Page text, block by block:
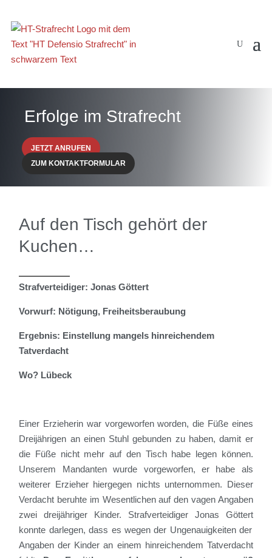
Erfolge im Strafrecht
JETZT ANRUFEN
ZUM KONTAKTFORMULAR
Auf den Tisch gehört der
Kuchen…
Strafverteidiger: Jonas Göttert
Vorwurf: Nötigung, Freiheitsberaubung
Ergebnis: Einstellung mangels hinreichendem
Tatverdacht
Wo? Lübeck
Einer Erzieherin war vorgeworfen worden, die Füße eines
Dreijährigen an einen Stuhl gebunden zu haben, damit er
die Füße nicht mehr auf den Tisch habe legen können.
Unserem Mandanten
wurde vorgeworfen, er habe als
weiterer Erzieher hiergegen nichts unternommen. Dieser
Verdacht beruhte im Wesentlichen auf den vagen Angaben
zwei dreijähriger Kinder. Strafverteidiger Jonas Göttert
konnte darlegen, dass es wegen der Ungenauigkeiten der
Angaben der Kinder an einem hinreichendem Tatverdacht